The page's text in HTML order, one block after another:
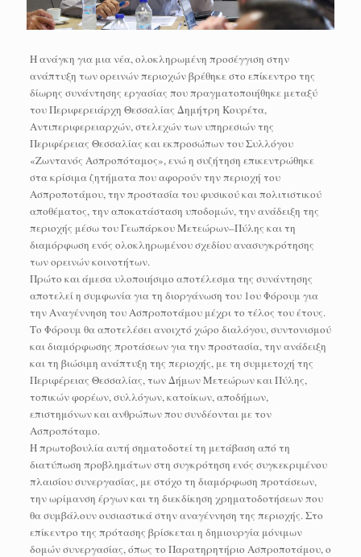
Η ανάγκη για μια νέα, ολοκληρωμένη προσέγγιση στην
ανάπτυξη των ορεινών περιοχών βρέθηκε στο επίκεντρο της
δίωρης συνάντησης εργασίας που πραγματοποιήθηκε μεταξύ
του Περιφερειάρχη Θεσσαλίας Δημήτρη Κουρέτα,
Αντιπεριφερειαρχών, στελεχών των υπηρεσιών της
Περιφέρειας Θεσσαλίας και εκπροσώπων του Συλλόγου
«Ζωντανός Ασπροπόταμος», ενώ η συζήτηση επικεντρώθηκε
στα κρίσιμα ζητήματα που αφορούν την περιοχή του
Ασπροποτάμου, την προστασία του φυσικού και πολιτιστικού
αποθέματος, την αποκατάσταση υποδομών, την ανάδειξη της
περιοχής μέσω του Γεωπάρκου Μετεώρων–Πύλης και τη
διαμόρφωση ενός ολοκληρωμένου σχεδίου ανασυγκρότησης
των ορεινών κοινοτήτων.
Πρώτο και άμεσα υλοποιήσιμο αποτέλεσμα της συνάντησης
αποτελεί η συμφωνία για τη διοργάνωση του 1ου Φόρουμ για
την Αναγέννηση του Ασπροποτάμου μέχρι το τέλος του έτους.
Το Φόρουμ θα αποτελέσει ανοιχτό χώρο διαλόγου, συντονισμού
και διαμόρφωσης προτάσεων για την προστασία, την ανάδειξη
και τη βιώσιμη ανάπτυξη της περιοχής, με τη συμμετοχή της
Περιφέρειας Θεσσαλίας, των Δήμων Μετεώρων και Πύλης,
τοπικών φορέων, συλλόγων, κατοίκων, αποδήμων,
επιστημόνων και ανθρώπων που συνδέονται με τον
Ασπροπόταμο.
Η πρωτοβουλία αυτή σηματοδοτεί τη μετάβαση από τη
διατύπωση προβλημάτων στη συγκρότηση ενός συγκεκριμένου
πλαισίου συνεργασίας, με στόχο τη διαμόρφωση προτάσεων,
την ωρίμανση έργων και τη διεκδίκηση χρηματοδοτήσεων που
θα συμβάλουν ουσιαστικά στην αναγέννηση της περιοχής. Στο
επίκεντρο της πρότασης βρίσκεται η δημιουργία μόνιμων
δομών συνεργασίας, όπως το Παρατηρητήριο Ασπροποτάμου, ο